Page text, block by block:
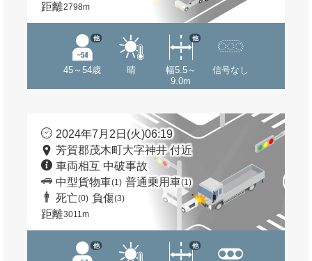
距離2798m
45～54歳
他
晴
幅5.5～
9.0m
他
信号なし
2024年7月2日(火)06:19
芳賀郡茂木町大字神井 付近
車両相互 中破事故
中型貨物車(1) 普通乗用車(1)
死亡(0) 負傷(3)
距離3011m
他 他